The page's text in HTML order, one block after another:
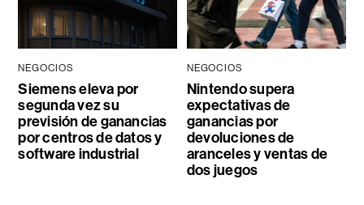
NEGOCIOS
Siemens eleva por
segunda vez su
previsión de ganancias
por centros de datos y
software industrial
NEGOCIOS
Nintendo supera
expectativas de
ganancias por
devoluciones de
aranceles y ventas de
dos juegos